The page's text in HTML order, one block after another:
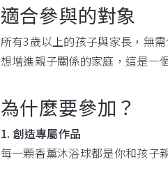
適合參與的對象
所有3歲以上的孩子與家長，無
想增進親子關係的家庭，這是一
為什麼要參加？
1. 創造專屬作品
每一顆香薰沐浴球都是你和孩子